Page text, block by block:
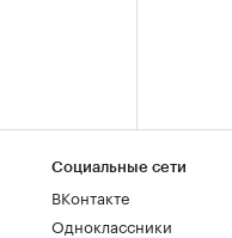
Социальные сети
ВКонтакте
Одноклассники